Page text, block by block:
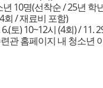
10명(선착순 / 25년 학
회 / 재료비 포함)
토) 10~12시 (4회) / 11.
관 홈페이지 내 청소년